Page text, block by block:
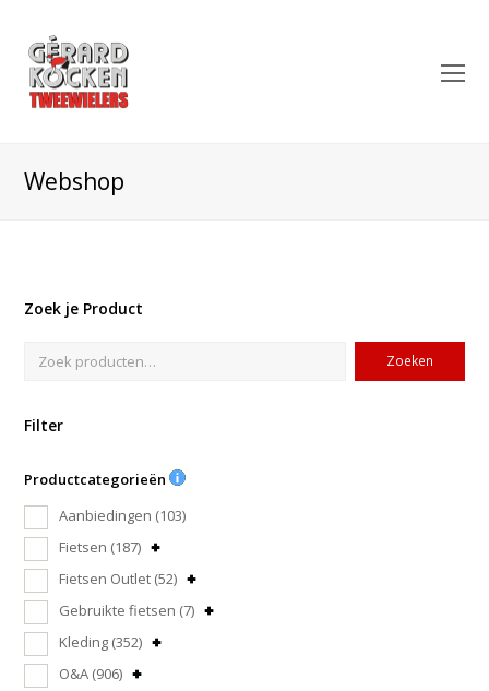
Webshop
Zoek je Product
Zoeken
Filter
Productcategorieën
Aanbiedingen (103)
Fietsen (187)
Fietsen Outlet (52)
Gebruikte fietsen (7)
Kleding (352)
O&A (906)